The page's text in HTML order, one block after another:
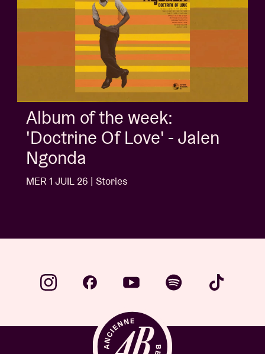
Album of the week:
'Doctrine Of Love' - Jalen
Ngonda
MER 1 JUIL 26 | Stories